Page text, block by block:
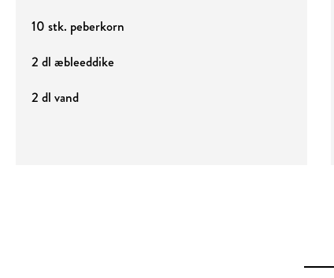
10 stk. peberkorn
2 dl æbleeddike
2 dl vand